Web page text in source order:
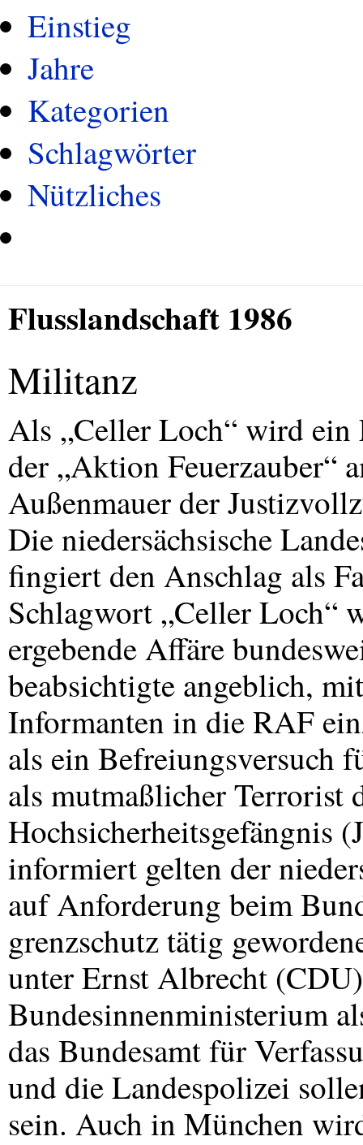
Einstieg
Jahre
Kategorien
Schlagwörter
Nützliches
Flusslandschaft 1986
Militanz
Als „Celler Loch“ wird ein
der „Aktion Feuerzauber“
Außenmauer der
Die niedersächsische
fingiert den Anschlag als
Schlagwort „Celler Loch“
ergebende Affäre
beabsichtigte angeblich,
Informanten in dieRAF
als ein Befreiungsversuch
als mutmaßlicher Terrorist
Hochsicherheitsgefängnis (
informiert gelten der
auf Anforderung beim
grenzschutz tätig
unter Ernst Albrecht (CDU
Bundesinnenministerium
das Bundesamt für
und die Landespolizei
sein. Auch in München